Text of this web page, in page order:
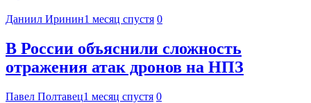
Даниил Иринин1 месяц спустя 0
В России объяснили сложность
отражения атак дронов на НПЗ
Павел Полтавец1 месяц спустя 0